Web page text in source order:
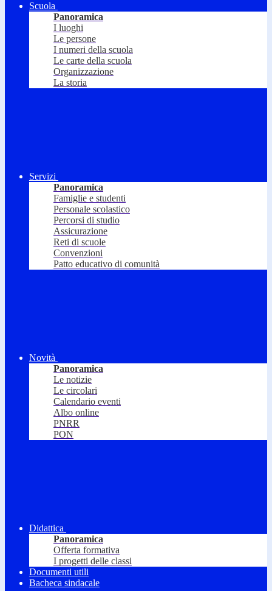
Scuola
Panoramica
I luoghi
Le persone
I numeri della scuola
Le carte della scuola
Organizzazione
La storia
Servizi
Panoramica
Famiglie e studenti
Personale scolastico
Percorsi di studio
Assicurazione
Reti di scuole
Convenzioni
Patto educativo di comunità
Novità
Panoramica
Le notizie
Le circolari
Calendario eventi
Albo online
PNRR
PON
Didattica
Panoramica
Offerta formativa
I progetti delle classi
Documenti utili
Bacheca sindacale